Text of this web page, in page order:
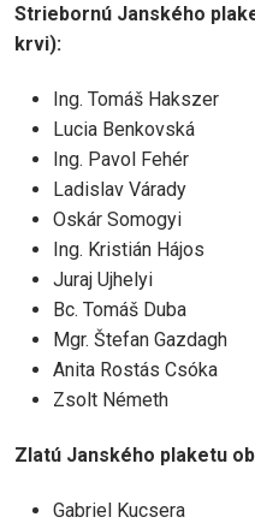
Striebornú Janského
krvi):
Ing. Tomáš Hakszer
Lucia Benkovská
Ing. Pavol Fehér
Ladislav Várady
Oskár Somogyi
Ing. Kristián Hájos
Juraj Ujhelyi
Bc. Tomáš Duba
Mgr. Štefan Gazdagh
Anita Rostás Csóka
Zsolt Németh
Zlatú Janského plaketu
Gabriel Kucsera